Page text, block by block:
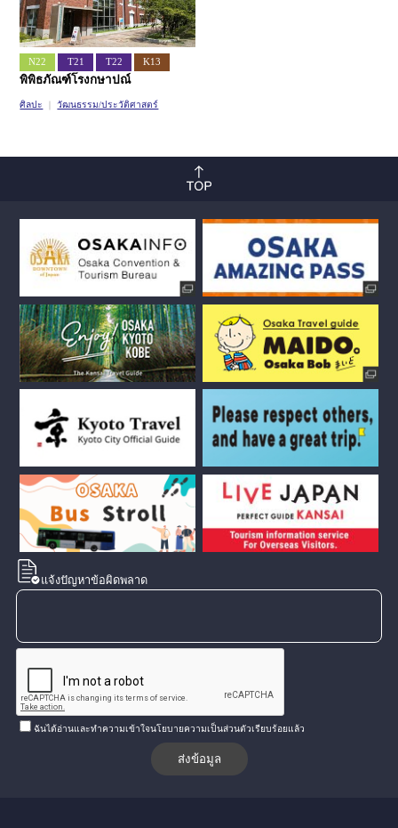
N22 T21 T22 K13
พิพิธภัณฑ์โรงกษาปณ์
ศิลปะ วัฒนธรรม/ประวัติศาสตร์
แจ้งปัญหาข้อผิดพลาด
ฉันได้อ่านและทำความเข้าใจนโยบายความเป็นส่วนตัวเรียบร้อยแล้ว